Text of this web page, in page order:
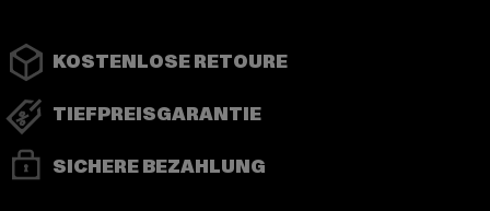
KOSTENLOSE RETOURE
TIEFPREISGARANTIE
SICHERE BEZAHLUNG